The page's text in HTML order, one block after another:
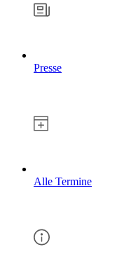
Presse
Alle Termine